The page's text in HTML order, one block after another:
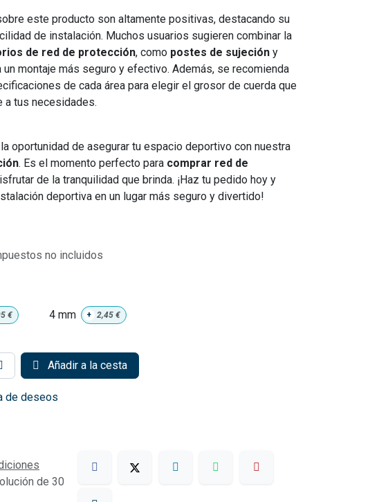
este producto son altamente positivas, destacando su
de instalación. Muchos usuarios sugieren combinar la
de red de protección, como postes de sujeción y
un montaje más seguro y efectivo. Además, se recomienda
de cada área para elegir el grosor de cuerda que
a tus necesidades.
oportunidad de asegurar tu espacio deportivo con nuestra
. Es el momento perfecto para comprar red de
de la tranquilidad que brinda. ¡Haz tu pedido hoy y
deportiva en un lugar más seguro y divertido!
no incluidos
€ 4 mm + 2,45€
Añadir a la cesta
de deseos
de 30